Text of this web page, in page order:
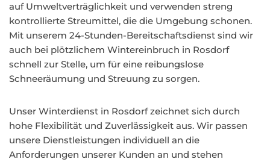
auf Umweltverträglichkeit und verwenden streng
kontrollierte Streumittel, die die Umgebung schonen.
Mit unserem 24-Stunden-Bereitschaftsdienst sind wir
auch bei plötzlichem Wintereinbruch in Rosdorf
schnell zur Stelle, um für eine reibungslose
Schneeräumung und Streuung zu sorgen.
Unser Winterdienst in Rosdorf zeichnet sich durch
hohe Flexibilität und Zuverlässigkeit aus. Wir passen
unsere Dienstleistungen individuell an die
Anforderungen unserer Kunden an und stehen